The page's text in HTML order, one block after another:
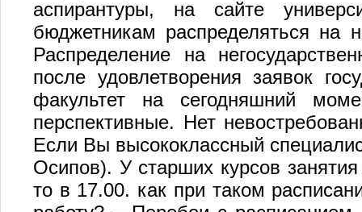
аспирантуры, на сайте
бюджетникам распределяться на
Распределение на
после удовлетворения заявок
факультет на сегодняшний
перспективные. Нет
Если Вы высококлассный
Осипов). У старших курсов
то в 17.00. как при таком